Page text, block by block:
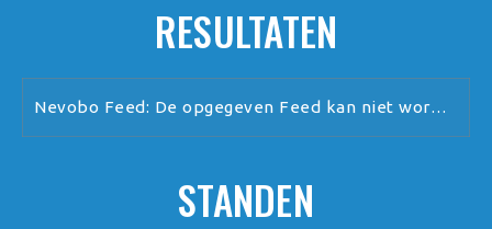
RESULTATEN
Nevobo Feed: De opgegeven Feed kan niet worden verwerkt.
STANDEN